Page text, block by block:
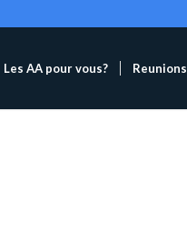
Les AA pour vous? Reunions